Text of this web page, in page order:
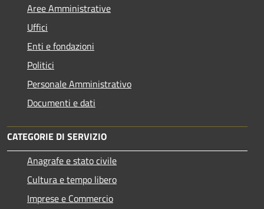
Aree Amministrative
Uffici
Enti e fondazioni
Politici
Personale Amministrativo
Documenti e dati
CATEGORIE DI SERVIZIO
Anagrafe e stato civile
Cultura e tempo libero
Imprese e Commercio